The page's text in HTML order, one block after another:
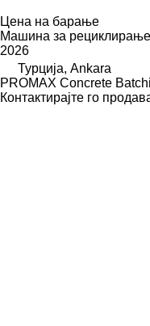
Цена на барање
Машина за
2026
Турција, Ankara
PROMAX Concrete
Контактирајте го